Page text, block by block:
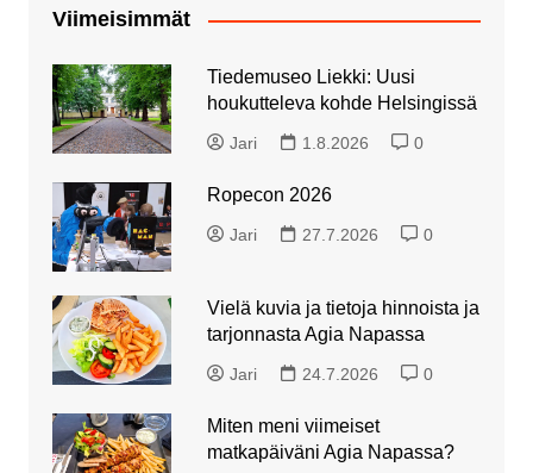
Viimeisimmät
Tiedemuseo Liekki: Uusi
houkutteleva kohde Helsingissä
Jari 1.8.2026 0
Ropecon 2026
Jari 27.7.2026 0
Vielä kuvia ja tietoja hinnoista ja
tarjonnasta Agia Napassa
Jari 24.7.2026 0
Miten meni viimeiset
matkapäiväni Agia Napassa?